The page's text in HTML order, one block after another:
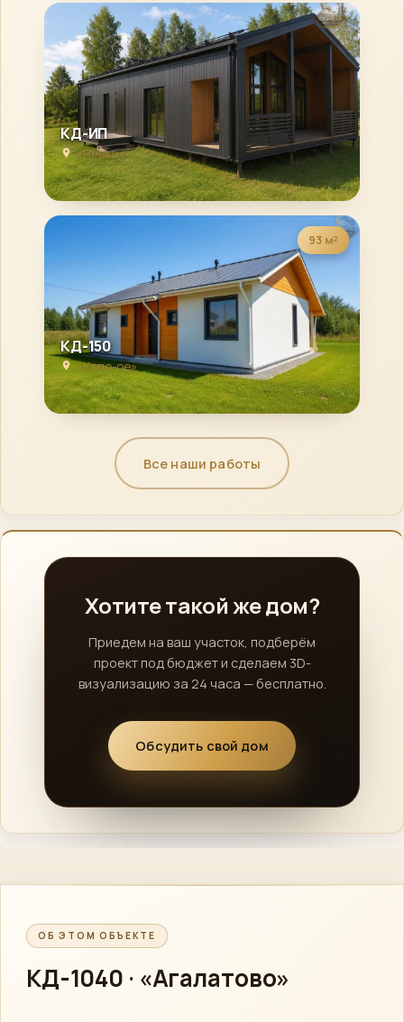
КД-ИП
«Пенки»
93 м²
КД-150
«Хапо-ое»
Все наши работы
Хотите такой же дом?
Приедем на ваш участок, подберём
проект под бюджет и сделаем 3D-
визуализацию за 24 часа — бесплатно.
Обсудить свой дом
ОБ ЭТОМ ОБЪЕКТЕ
КД-1040 · «Агалатово»